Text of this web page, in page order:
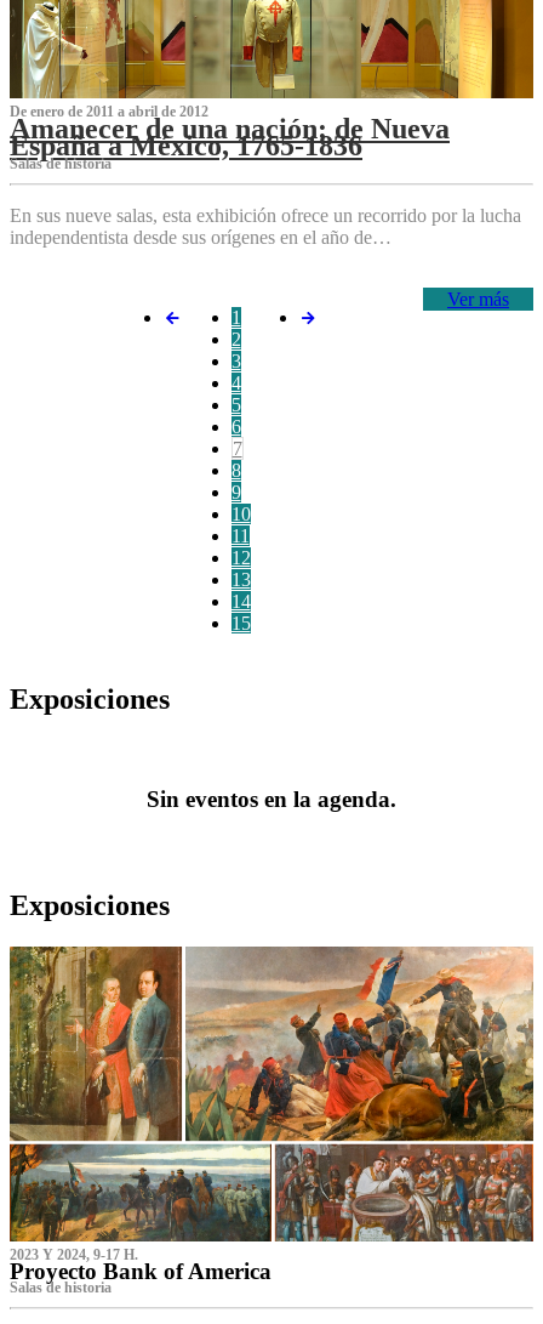
De enero de 2011 a abril de 2012
Amanecer de una nación: de Nueva
España a México, 1765-1836
Salas de historia
En sus nueve salas, esta exhibición ofrece un recorrido por la lucha
independentista desde sus orígenes en el año de…
Ver más
1
2
3
4
5
6
7
8
9
10
11
12
13
14
15
Exposiciones
Sin eventos en la agenda.
Exposiciones
2023 Y 2024, 9-17 H.
Proyecto Bank of America
S‌alas de historia